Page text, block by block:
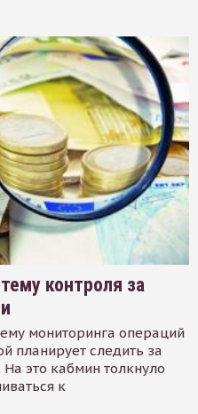
контроля за
мониторинга операций
планирует следить за
это кабмин толкнуло
к